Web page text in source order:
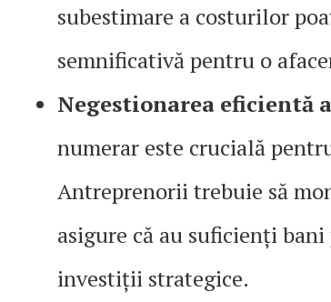
subestimare a costurilor
semnificativă pentru o
Negestionarea eficientă
numerar este crucială
Antreprenorii trebuie să
asigure că au suficienți
investiții strategice.